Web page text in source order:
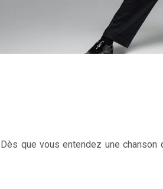
que vous entendez une